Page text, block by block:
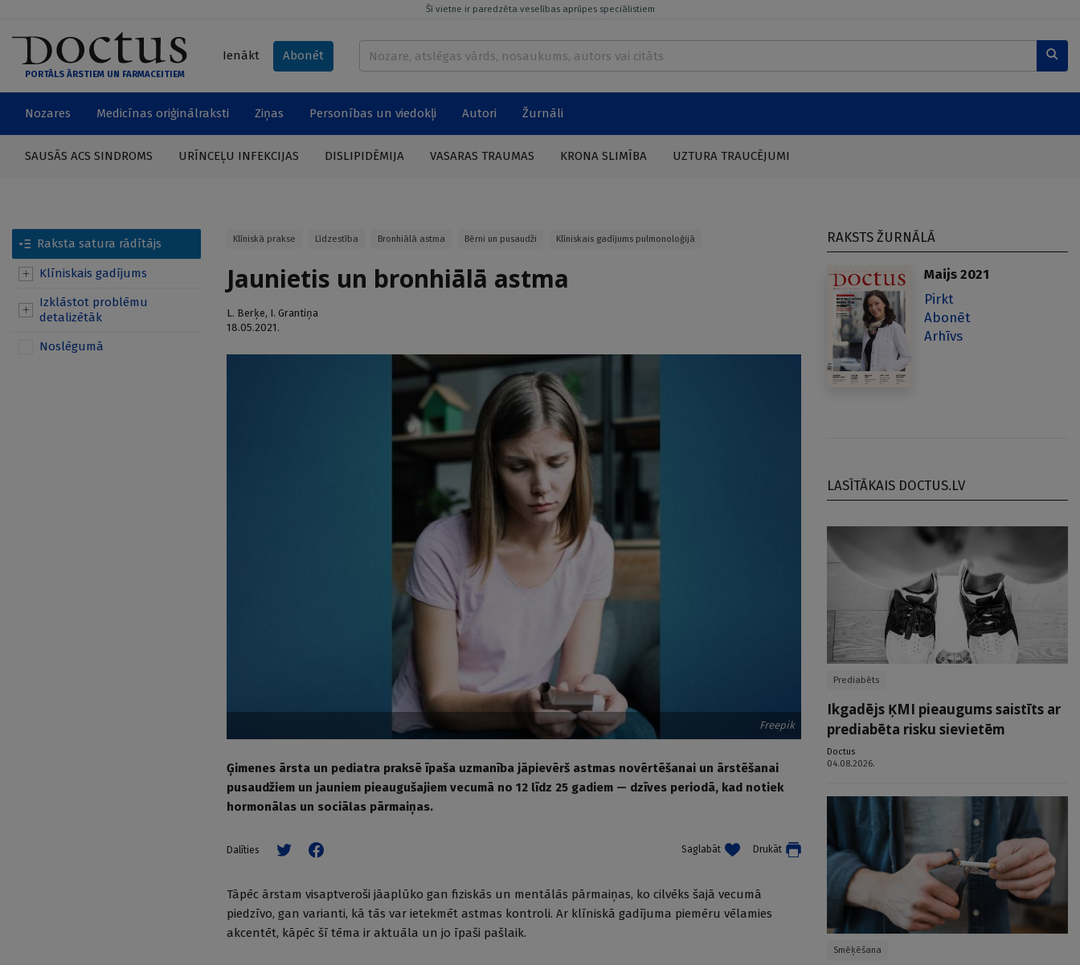
Šī vietne ir paredzēta veselības aprūpes speciālistiem
PORTĀLS ĀRSTIEM UN FARMACEITIEM
Ienākt Abonēt
Nozares Medicīnas oriģinālraksti Ziņas Personības un viedokļi Autori Žurnāli
SAUSĀS ACS SINDROMS URĪNCEĻU INFEKCIJAS DISLIPIDĒMIJA VASARAS TRAUMAS KRONA SLIMĪBA UZTURA TRAUCĒJUMI
Raksta satura rādītājs
Klīniskais gadījums
Izklāstot problēmu
detalizētāk
Noslēgumā
Klīniskā prakse Līdzestība Bronhiālā astma Bērni un pusaudži Klīniskais gadījums pulmonoloģijā
Jaunietis un bronhiālā astma
L. Berķe, I. Grantiņa
18.05.2021.
Freepik
Ģimenes ārsta un pediatra praksē īpaša uzmanība jāpievērš astmas novērtēšanai un ārstēšanai
pusaudžiem un jauniem pieaugušajiem vecumā no 12 līdz 25 gadiem — dzīves periodā, kad notiek
hormonālas un sociālas pārmaiņas.
Dalīties Saglabāt Drukāt
Tāpēc ārstam visaptveroši jāaplūko gan fiziskās un mentālās pārmaiņas, ko cilvēks šajā vecumā
piedzīvo, gan varianti, kā tās var ietekmēt astmas kontroli. Ar klīniskā gadījuma piemēru vēlamies
akcentēt, kāpēc šī tēma ir aktuāla un jo īpaši pašlaik.
RAKSTS ŽURNĀLĀ
Maijs 2021
Pirkt
Abonēt
Arhīvs
LASĪTĀKAIS DOCTUS.LV
Prediabēts
Ikgadējs ĶMI pieaugums saistīts ar
prediabēta risku sievietēm
Doctus
04.08.2026.
Smēķēšana